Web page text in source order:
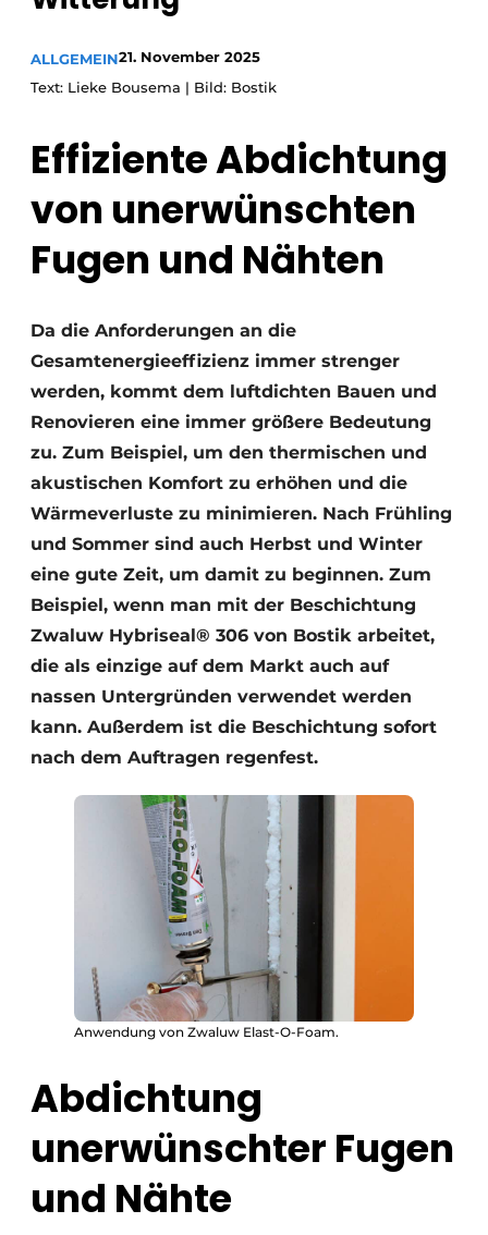
Profil
Ein Stellenangebot registrieren
Videos
Werben
ALLGEMEIN21. November 2025
Text: Lieke Bousema | Bild: Bostik
Effiziente Abdichtung
von unerwünschten
Fugen und Nähten
Da die Anforderungen an die
Gesamtenergieeffizienz immer strenger
werden, kommt dem luftdichten Bauen und
Renovieren eine immer größere Bedeutung
zu. Zum Beispiel, um den thermischen und
akustischen Komfort zu erhöhen und die
Wärmeverluste zu minimieren. Nach Frühling
und Sommer sind auch Herbst und Winter
eine gute Zeit, um damit zu beginnen. Zum
Beispiel, wenn man mit der Beschichtung
Zwaluw Hybriseal® 306 von Bostik arbeitet,
die als einzige auf dem Markt auch auf
nassen Untergründen verwendet werden
kann. Außerdem ist die Beschichtung sofort
nach dem Auftragen regenfest.
Anwendung von Zwaluw Elast-O-Foam.
Abdichtung
unerwünschter Fugen
und Nähte